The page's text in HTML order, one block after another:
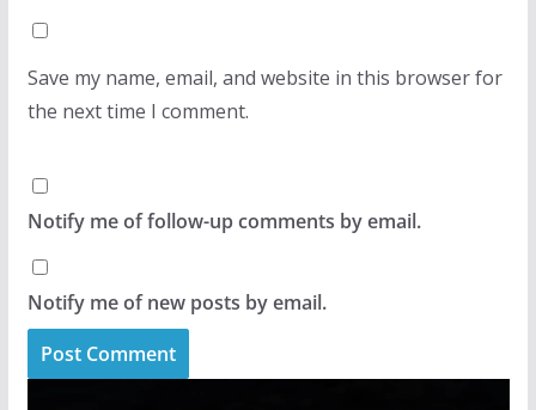
Save my name, email, and website in this browser for
the next time I comment.
Notify me of follow-up comments by email.
Notify me of new posts by email.